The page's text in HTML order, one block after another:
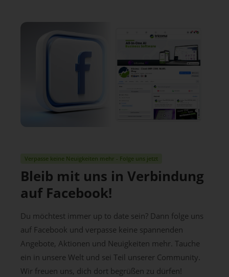
Verpasse keine Neuigkeiten mehr - Folge uns jetzt
Bleib mit uns in Verbindung
auf Facebook!
Du möchtest immer up to date sein? Dann folge uns
auf Facebook und verpasse keine spannenden
Angebote, Aktionen und Neuigkeiten mehr. Tauche
ein in unsere Welt und sei Teil unserer Community.
Wir freuen uns, dich dort begrüßen zu dürfen!